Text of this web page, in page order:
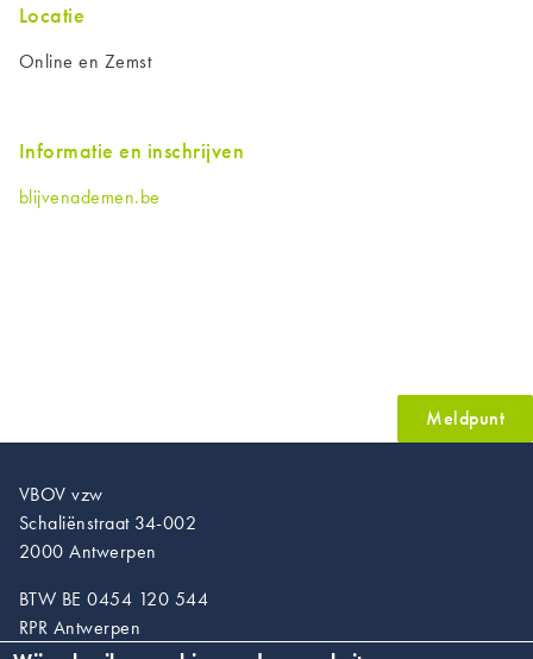
Locatie
Online en Zemst
Informatie en inschrijven
blijvenademen.be
Meldpunt
VBOV vzw
Schaliënstraat 34-002
2000 Antwerpen
BTW BE 0454 120 544
RPR Antwerpen